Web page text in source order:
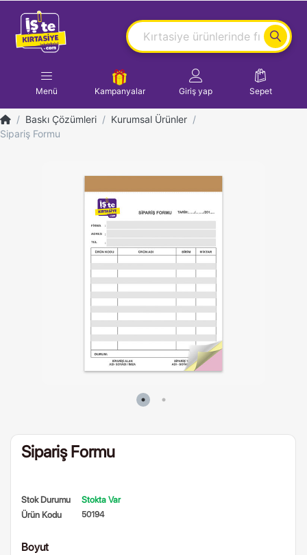
Menü Kampanyalar Giriş yap Sepet
Baskı Çözümleri
Kurumsal Ürünler
Sipariş Formu
Sipariş Formu
Stok Durumu
Stokta Var
Ürün Kodu
50194
Boyut